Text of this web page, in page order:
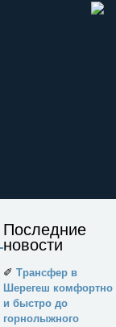
Последние
новости
✐ Трансфер в
Шерегеш комфортно
и быстро до
горнолыжного